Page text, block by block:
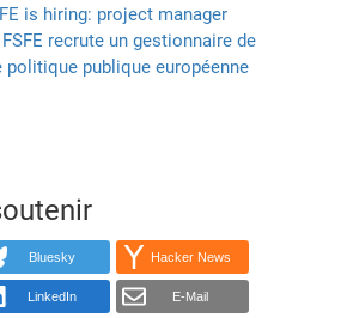
is hiring: project manager
FSFE recrute un gestionnaire de
politique publique européenne
Bluesky Hacker News
LinkedIn E-Mail